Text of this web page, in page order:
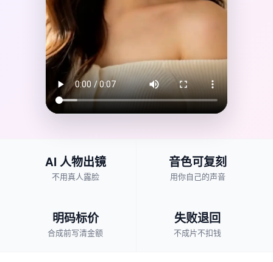
AI 人物出镜
不用真人露脸
音色可复刻
用你自己的声音
明码标价
合成前写清金额
失败退回
不成片不扣钱